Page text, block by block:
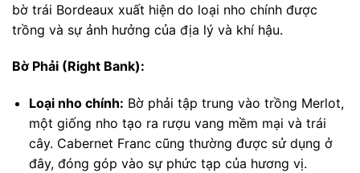
bờ trái Bordeaux xuất hiện do loại nho chính được
trồng và sự ảnh hưởng của địa lý và khí hậu.
Bờ Phải (Right Bank):
Loại nho chính: Bờ phải tập trung vào trồng Merlot,
một giống nho tạo ra rượu vang mềm mại và trái
cây. Cabernet Franc cũng thường được sử dụng ở
đây, đóng góp vào sự phức tạp của hương vị.